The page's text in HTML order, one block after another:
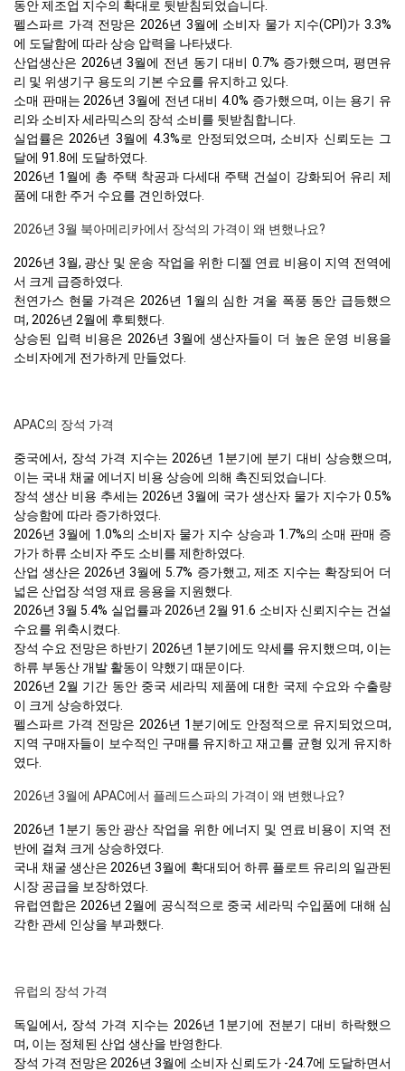
동안 제조업 지수의 확대로 뒷받침되었습니다.
펠스파르 가격 전망은 2026년 3월에 소비자 물가 지수(CPI)가 3.3%
에 도달함에 따라 상승 압력을 나타냈다.
산업생산은 2026년 3월에 전년 동기 대비 0.7% 증가했으며, 평면유
리 및 위생기구 용도의 기본 수요를 유지하고 있다.
소매 판매는 2026년 3월에 전년 대비 4.0% 증가했으며, 이는 용기 유
리와 소비자 세라믹스의 장석 소비를 뒷받침합니다.
실업률은 2026년 3월에 4.3%로 안정되었으며, 소비자 신뢰도는 그
달에 91.8에 도달하였다.
2026년 1월에 총 주택 착공과 다세대 주택 건설이 강화되어 유리 제
품에 대한 주거 수요를 견인하였다.
2026년 3월 북아메리카에서 장석의 가격이 왜 변했나요?
2026년 3월, 광산 및 운송 작업을 위한 디젤 연료 비용이 지역 전역에
서 크게 급증하였다.
천연가스 현물 가격은 2026년 1월의 심한 겨울 폭풍 동안 급등했으
며, 2026년 2월에 후퇴했다.
상승된 입력 비용은 2026년 3월에 생산자들이 더 높은 운영 비용을
소비자에게 전가하게 만들었다.
APAC의 장석 가격
중국에서, 장석 가격 지수는 2026년 1분기에 분기 대비 상승했으며,
이는 국내 채굴 에너지 비용 상승에 의해 촉진되었습니다.
장석 생산 비용 추세는 2026년 3월에 국가 생산자 물가 지수가 0.5%
상승함에 따라 증가하였다.
2026년 3월에 1.0%의 소비자 물가 지수 상승과 1.7%의 소매 판매 증
가가 하류 소비자 주도 소비를 제한하였다.
산업 생산은 2026년 3월에 5.7% 증가했고, 제조 지수는 확장되어 더
넓은 산업장 석영 재료 응용을 지원했다.
2026년 3월 5.4% 실업률과 2026년 2월 91.6 소비자 신뢰지수는 건설
수요를 위축시켰다.
장석 수요 전망은 하반기 2026년 1분기에도 약세를 유지했으며, 이는
하류 부동산 개발 활동이 약했기 때문이다.
2026년 2월 기간 동안 중국 세라믹 제품에 대한 국제 수요와 수출량
이 크게 상승하였다.
펠스파르 가격 전망은 2026년 1분기에도 안정적으로 유지되었으며,
지역 구매자들이 보수적인 구매를 유지하고 재고를 균형 있게 유지하
였다.
2026년 3월에 APAC에서 플레드스파의 가격이 왜 변했나요?
2026년 1분기 동안 광산 작업을 위한 에너지 및 연료 비용이 지역 전
반에 걸쳐 크게 상승하였다.
국내 채굴 생산은 2026년 3월에 확대되어 하류 플로트 유리의 일관된
시장 공급을 보장하였다.
유럽연합은 2026년 2월에 공식적으로 중국 세라믹 수입품에 대해 심
각한 관세 인상을 부과했다.
유럽의 장석 가격
독일에서, 장석 가격 지수는 2026년 1분기에 전분기 대비 하락했으
며, 이는 정체된 산업 생산을 반영한다.
장석 가격 전망은 2026년 3월에 소비자 신뢰도가 -24.7에 도달하면서